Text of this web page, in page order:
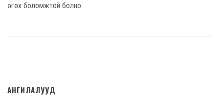
өгөх боломжтой болно.
АНГИЛАЛУУД